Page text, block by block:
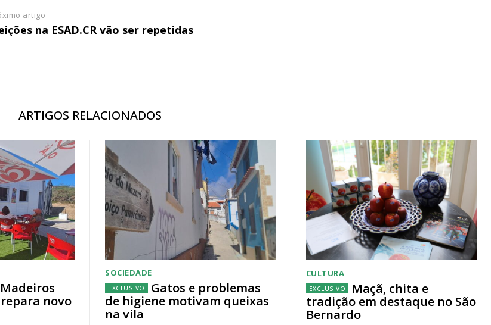
artigo
na ESAD.CR vão ser repetidas
ARTIGOS RELACIONADOS
novo
SOCIEDADE
Gatos e problemas
de higiene motivam queixas
na vila
CULTURA
Maçã, chita e
tradição em destaque no São
Bernardo